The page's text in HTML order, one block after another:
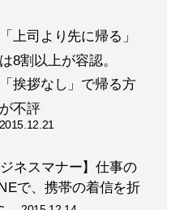
「上司より先に帰る」
は8割以上が容認。
「挨拶なし」で帰る方
が不評
2015.12.21
ネスマナー】仕事の
で、携帯の着信を折